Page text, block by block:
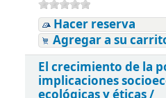
Hacer reserva
Agregar a su
El crecimiento de la
implicaciones